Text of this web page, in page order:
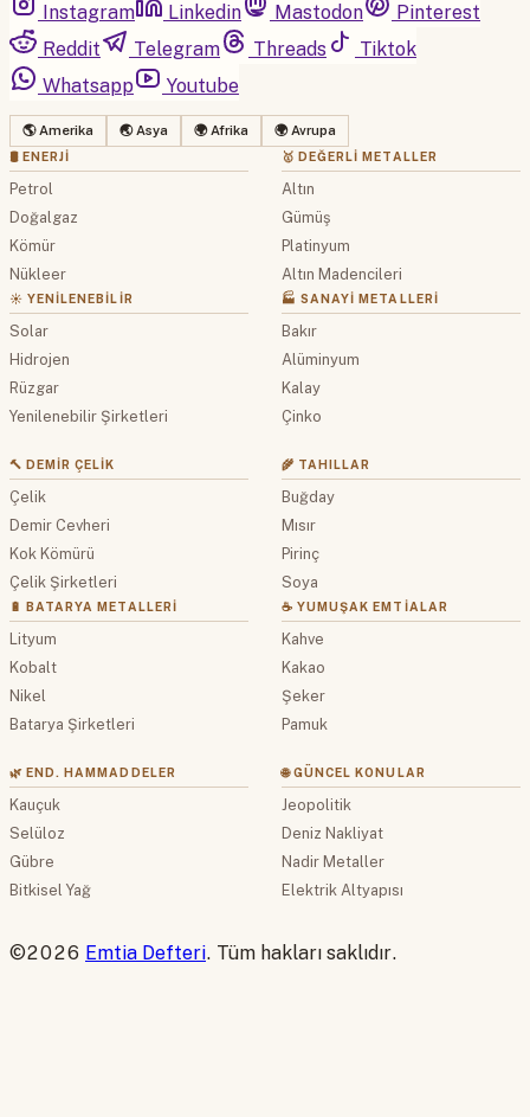
Instagram
Linkedin Mastodon
Pinterest
Reddit
Telegram Threads
Tiktok
Whatsapp
Youtube
🌎 Amerika 🌏 Asya 🌍 Afrika 🌍 Avrupa
🛢 ENERJI
Petrol
Doğalgaz
Kömür
Nükleer
☀️ YENILENEBILIR
Solar
Hidrojen
Rüzgar
Yenilenebilir Şirketleri
🥇 DEĞERLI METALLER
Altın
Gümüş
Platinyum
Altın Madencileri
🏭 SANAYI METALLERI
Bakır
Alüminyum
Kalay
Çinko
🔨 DEMIR ÇELIK
Çelik
Demir Cevheri
Kok Kömürü
Çelik Şirketleri
🔋 BATARYA METALLERI
Lityum
Kobalt
Nikel
Batarya Şirketleri
🌾 TAHILLAR
Buğday
Mısır
Pirinç
Soya
☕ YUMUŞAK EMTIALAR
Kahve
Kakao
Şeker
Pamuk
🌿 END. HAMMADDELER
Kauçuk
Selüloz
Gübre
Bitkisel Yağ
🌐 GÜNCEL KONULAR
Jeopolitik
Deniz Nakliyat
Nadir Metaller
Elektrik Altyapısı
©2026 Emtia Defteri. Tüm hakları saklıdır.